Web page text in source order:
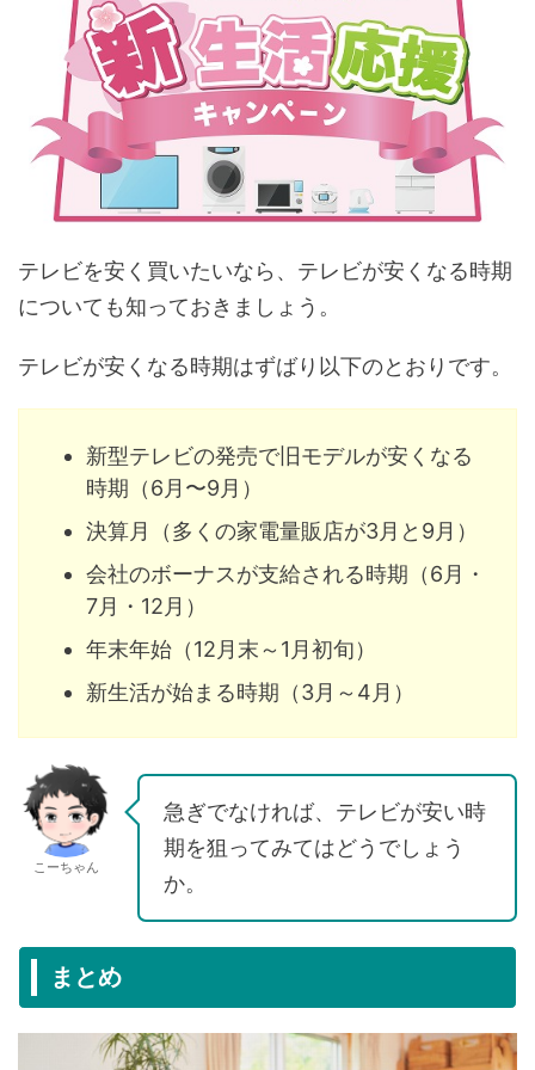
テレビを安く買いたいなら、テレビが安くなる時期
についても知っておきましょう。
テレビが安くなる時期はずばり以下のとおりです。
新型テレビの発売で旧モデルが安くなる
時期（6月〜9月）
決算月（多くの家電量販店が3月と9月）
会社のボーナスが支給される時期（6月・
7月・12月）
年末年始（12月末～1月初旬）
新生活が始まる時期（3月～4月）
こーちゃん
急ぎでなければ、テレビが安い時
期を狙ってみてはどうでしょう
か。
まとめ